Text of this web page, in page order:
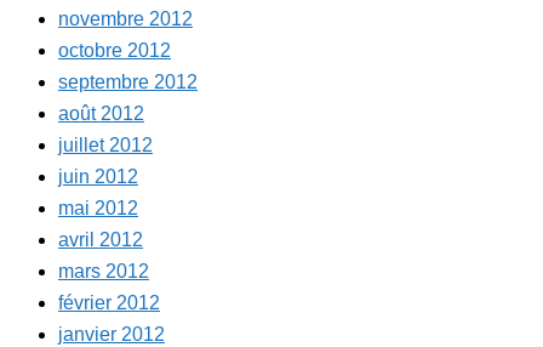
novembre 2012
octobre 2012
septembre 2012
août 2012
juillet 2012
juin 2012
mai 2012
avril 2012
mars 2012
février 2012
janvier 2012